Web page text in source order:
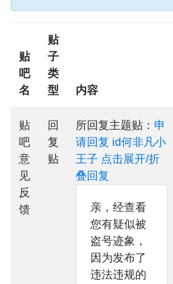
贴
吧
名
贴
子
类
型
内容
贴
吧
意
见
反
馈
回
复
贴
所回复主题贴： 申
请回复 id何非凡小
王子 点击展开/折
叠回复
亲，经查看
您有疑似被
盗号迹象，
因为发布了
违法违规的